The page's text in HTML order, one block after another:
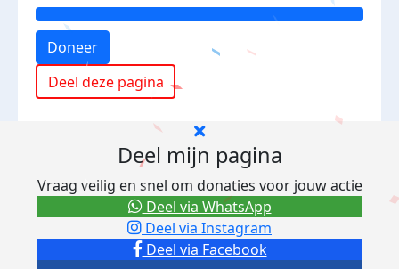
Doneer
Deel deze pagina
Deel mijn pagina
Vraag veilig en snel om donaties voor jouw actie
Deel via Facebook
Deel via Instagram
Deel via WhatsApp